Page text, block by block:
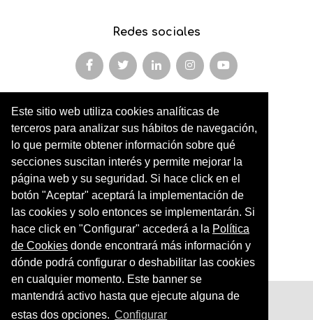
Este sitio web utiliza cookies analíticas de
terceros para analizar sus hábitos de navegación,
lo que permite obtener información sobre qué
secciones suscitan interés y permite mejorar la
página web y su seguridad. Si hace click en el
botón "Aceptar" aceptará la implementación de
las cookies y solo entonces se implementarán. Si
hace click en "Configurar" accederá a la Política
de Cookies donde encontrará más información y
dónde podrá configurar o deshabilitar las cookies
en cualquier momento. Este banner se
mantendrá activo hasta que ejecute alguna de
estas dos opciones. Configurar
Redes sociales
Miembro y colaborador de
AFOPA
Arqueonet
CER ARTIC
Institut de Cultures Americanes Antigues
Sociedad Geográfica Española
Aviso legal